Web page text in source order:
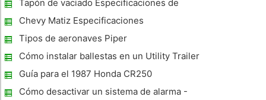
Tapón de vaciado Especificaciones de
torque para un 1998 Chevrolet Tracker
Chevy Matiz Especificaciones
Tipos de aeronaves Piper
Cómo instalar ballestas en un Utility Trailer
Guía para el 1987 Honda CR250
Cómo desactivar un sistema de alarma -